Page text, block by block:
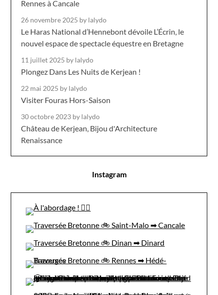
Rennes à Cancale
26 novembre 2025 by lalydo
Le Haras National d’Hennebont dévoile L’Écrin, le
nouvel espace de spectacle équestre en Bretagne
11 juillet 2025 by lalydo
Plongez Dans Les Nuits de Kerjean !
22 mai 2025 by lalydo
Visiter Fouras Hors-Saison
30 octobre 2023 by lalydo
Château de Kerjean, Bijou d'Architecture
Renaissance
Instagram